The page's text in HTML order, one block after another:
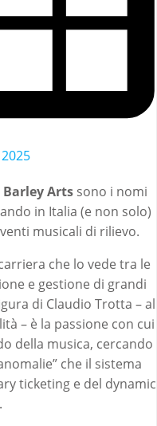
Barley Arts sono i nomi
in Italia (e non solo)
musicali di rilievo.
che lo vede tra le
e gestione di grandi
di Claudio Trotta – al
– è la passione con cui
della musica, cercando
che il sistema
ticketing e del dynamic